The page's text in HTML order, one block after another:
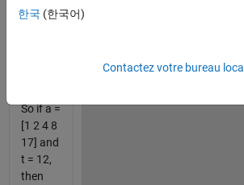
the
difference
So if a =
[1 2 4 8
17] and
t = 12,
then
한국 (한국어)
Contactez votre bureau local